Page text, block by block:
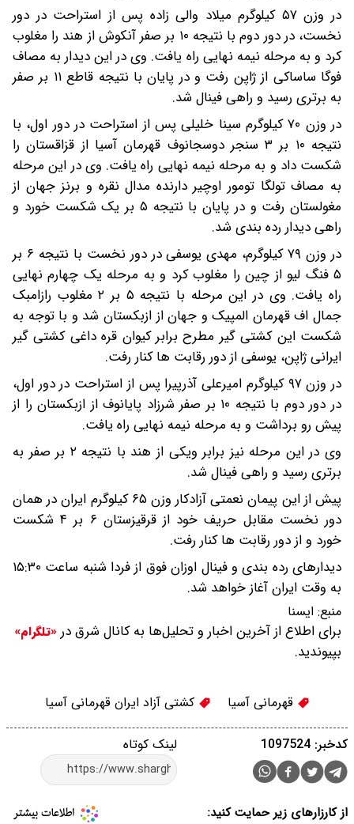
در وزن ۵۷ کیلوگرم میلاد والی زاده پس از استراحت در دور
نخست، در دور دوم با نتیجه ۱۰ بر صفر آنکوش از هند را مغلوب
کرد و به مرحله نیمه نهایی راه یافت. وی در این دیدار به مصاف
فوگا ساساکی از ژاپن رفت و در پایان با نتیجه قاطع ۱۱ بر صفر
به برتری رسید و راهی فینال شد.
در وزن ۷۰ کیلوگرم سینا خلیلی پس از استراحت در دور اول، با
نتیجه ۱۰ بر ۳ سنجر دوسجانوف قهرمان آسیا از قزاقستان را
شکست داد و به مرحله نیمه نهایی راه یافت. وی در این مرحله
به مصاف تولگا تومور اوچیر دارنده مدال نقره و برنز جهان از
مغولستان رفت و در پایان با نتیجه ۵ بر یک شکست خورد و
راهی دیدار رده بندی شد.
در وزن ۷۹ کیلوگرم، مهدی یوسفی در دور نخست با نتیجه ۶ بر
۵ فنگ لیو از چین را مغلوب کرد و به مرحله یک چهارم نهایی
راه یافت. وی در این مرحله با نتیجه ۵ بر ۲ مغلوب رازامبک
جمال اف قهرمان المپیک و جهان از ازبکستان شد و با توجه به
شکست این کشتی گیر مطرح برابر کیوان قره داغی کشتی گیر
ایرانی ژاپن، یوسفی از دور رقابت ها کنار رفت.
در وزن ۹۷ کیلوگرم امیرعلی آذرپیرا پس از استراحت در دور اول،
در دور دوم با نتیجه ۱۰ بر صفر شرزاد پایانوف از ازبکستان را از
پیش رو برداشت و به مرحله نیمه نهایی راه یافت.
وی در این مرحله نیز برابر ویکی از هند با نتیجه ۲ بر صفر به
برتری رسید و راهی فینال شد.
پیش از این پیمان نعمتی آزادکار وزن ۶۵ کیلوگرم ایران در همان
دور نخست مقابل حریف خود از قرقیزستان ۶ بر ۴ شکست
خورد و از دور رقابت ها کنار رفت.
دیدارهای رده بندی و فینال اوزان فوق از فردا شنبه ساعت ۱۵:۳۰
به وقت ایران آغاز خواهد شد.
منبع: ایسنا
برای اطلاع از آخرین اخبار و تحلیل‌ها به کانال شرق در «تلگرام»
بپیوندید.
قهرمانی آسیا کشتی آزاد ایران قهرمانی آسیا
لینک کوتاه کدخبر: 1097524
از کارزارهای زیر حمایت کنید: